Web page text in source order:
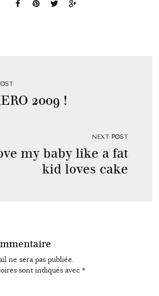
2009 !
NEXT POST
my baby like a fat
kid loves cake
ne sera pas publiée.
sont indiqués avec *